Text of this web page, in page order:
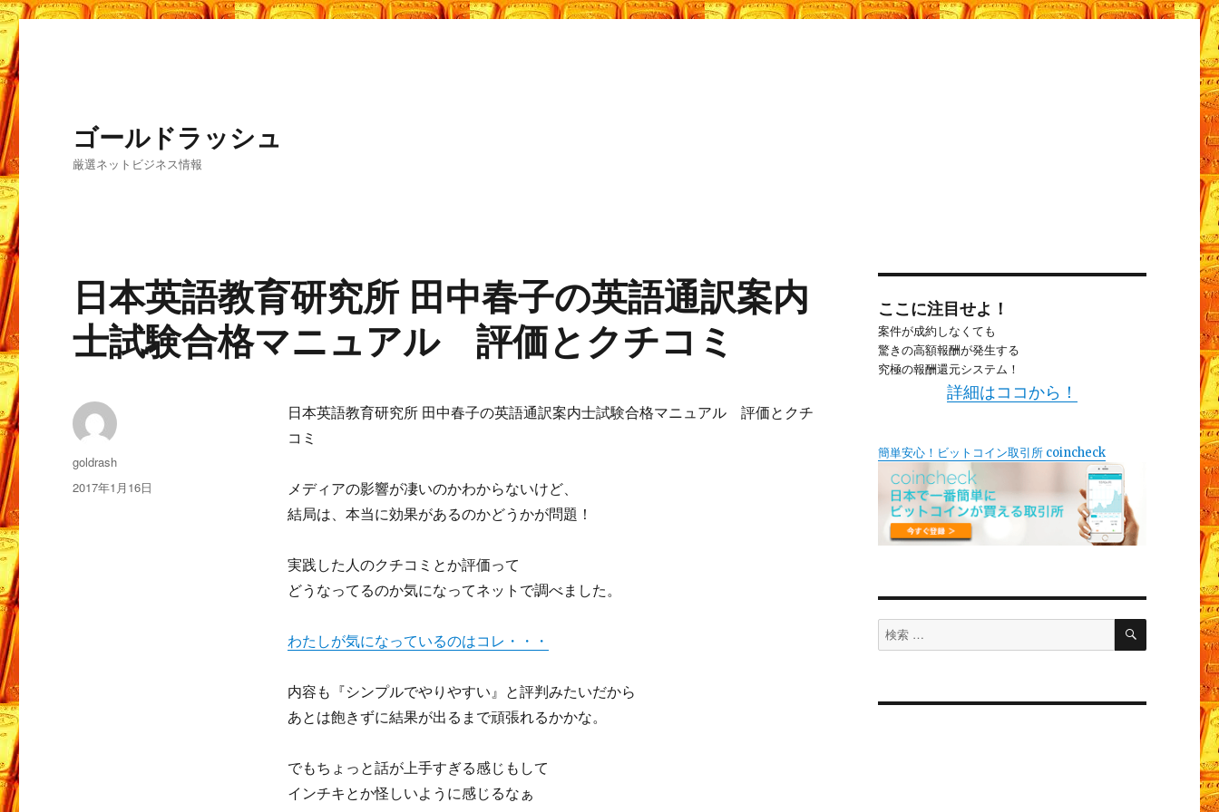
ゴールドラッシュ
厳選ネットビジネス情報
日本英語教育研究所 田中春子の英語通訳案内
士試験合格マニュアル 評価とクチコミ
日本英語教育研究所 田中春子の英語通訳案内士試験合格マニュアル 評価とクチ
コミ
メディアの影響が凄いのかわからないけど、
結局は、本当に効果があるのかどうかが問題！
実践した人のクチコミとか評価って
どうなってるのか気になってネットで調べました。
わたしが気になっているのはコレ・・・
内容も『シンプルでやりやすい』と評判みたいだから
あとは飽きずに結果が出るまで頑張れるかかな。
でもちょっと話が上手すぎる感じもして
インチキとか怪しいように感じるなぁ
投
稿
goldrash
投
2017年1月16日
ここに注目せよ！
案件が成約しなくても
驚きの高額報酬が発生する
究極の報酬還元システム！
詳細はココから！
簡単安心！ビットコイン取引所 coincheck
検
索
検